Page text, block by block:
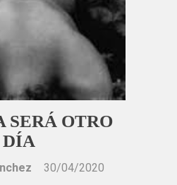
eléctrica
justicia,
ni enchufe
la luz
renaces,
el mundo,
radiante
así la vida
sin enterarme,
es muy tarde.
SERÁ OTRO
DÍA
30/04/2020